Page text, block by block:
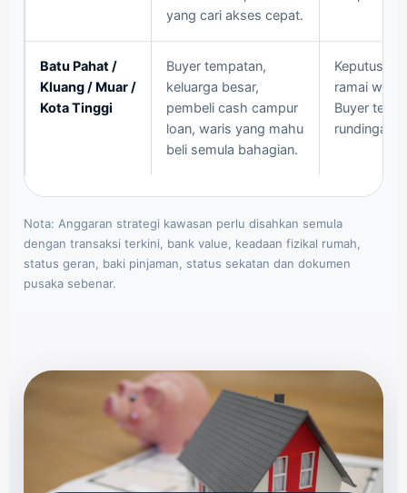
yang cari akses cepat.
Batu Pahat /
Kluang / Muar /
Kota Tinggi
Buyer tempatan,
keluarga besar,
pembeli cash campur
loan, waris yang mahu
beli semula bahagian.
Keputusan
ramai
Buyer
rundingan
Nota: Anggaran strategi kawasan perlu disahkan semula
dengan transaksi terkini, bank value, keadaan fizikal rumah,
status geran, baki pinjaman, status sekatan dan dokumen
pusaka sebenar.